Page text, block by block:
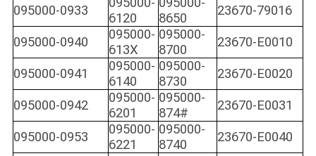
095000-0933
095000-
6120
095000-
8650
23670-79016
095000-0940
095000-
613X
095000-
8700
23670-E0010
095000-0941
095000-
6140
095000-
8730
23670-E0020
095000-0942
095000-
6201
095000-
874#
23670-E0031
095000-0953
095000-
6221
095000-
8740
23670-E0040